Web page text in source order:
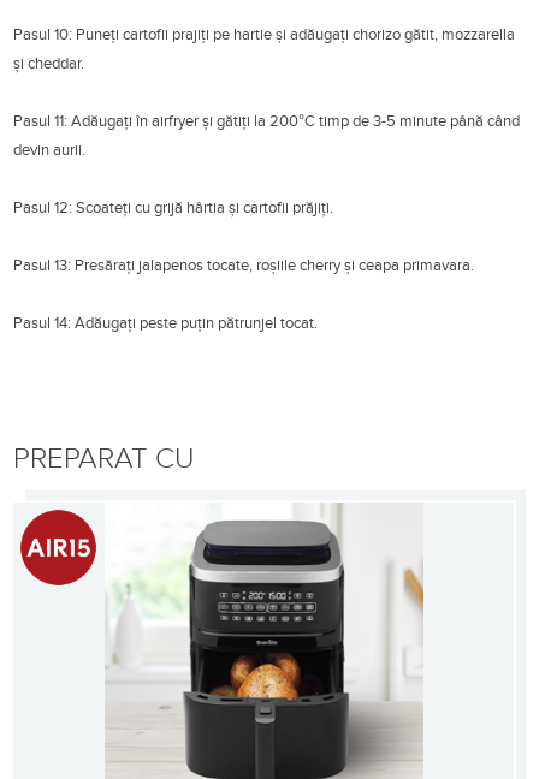
Pasul 10: Puneți cartofii prajiți pe hartie și adăugați chorizo gătit, mozzarella
și cheddar.
Pasul 11: Adăugați în airfryer și gătiți la 200°C timp de 3-5 minute până când
devin aurii.
Pasul 12: Scoateți cu grijă hârtia și cartofii prăjiți.
Pasul 13: Presărați jalapenos tocate, roșiile cherry și ceapa primavara.
Pasul 14: Adăugați peste puțin pătrunjel tocat.
PREPARAT CU